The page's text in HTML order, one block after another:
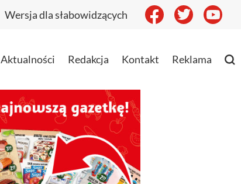
Wersja dla słabowidzących
Aktualności Redakcja Kontakt Reklama